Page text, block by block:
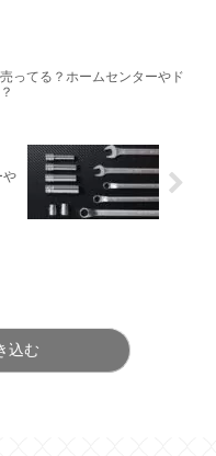
ってる？ホームセンターやド
や
込む